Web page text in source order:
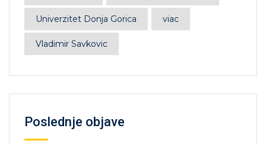
Univerzitet Donja Gorica viac
Vladimir Savkovic
Poslednje objave